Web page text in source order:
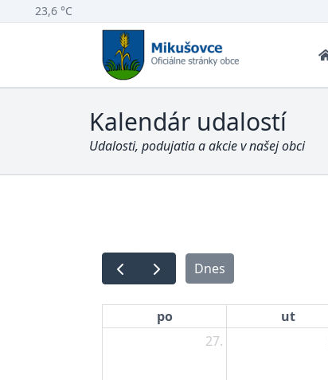
23,6 °C
Kalendár udalostí
Udalosti, podujatia a akcie v našej obci
Dnes
po ut
27.